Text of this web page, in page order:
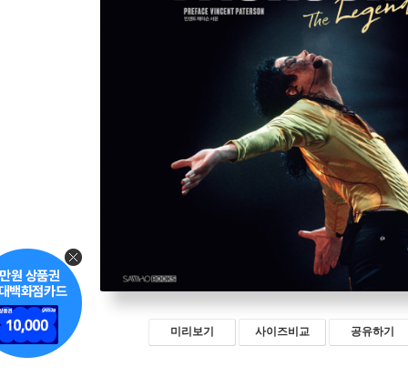
미리보기 사이즈비교 공유하기